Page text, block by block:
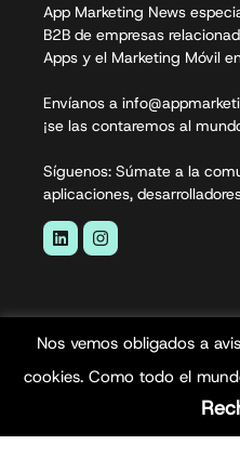
App Marketing News
B2B de empresas
Apps y el Marketing Móvil
Envíanos a
¡se las contaremos al
Síguenos: Súmate a la
aplicaciones,
App Marketing News©
Nos vemos obligados a
cookies. Como todo el